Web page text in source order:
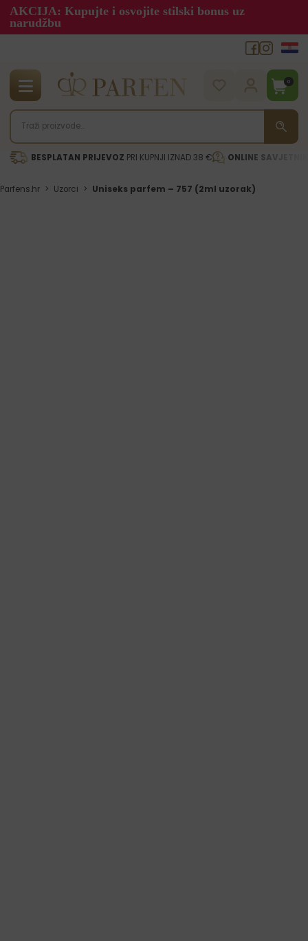
AKCIJA: Kupujte i osvojite stilski bonus uz
narudžbu
0
BESPLATAN PRIJEVOZ PRI KUPNJI IZNAD 38 € ONLINE
Parfens.hr > Uzorci > Uniseks parfem – 757 (2ml uzorak)